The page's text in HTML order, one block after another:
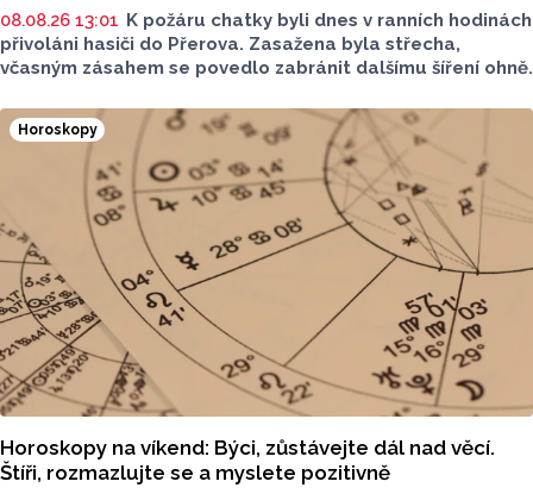
08.08.26 13:01 K požáru chatky byli dnes v ranních hodinách
přivoláni hasiči do Přerova. Zasažena byla střecha,
včasným zásahem se povedlo zabránit dalšímu šíření ohně.
Horoskopy
Horoskopy na víkend: Býci, zůstávejte dál nad věcí.
Štíři, rozmazlujte se a myslete pozitivně